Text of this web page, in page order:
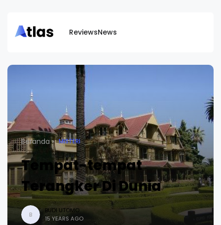
ReviewsNews
Beranda MISTERI
Tempat-tempat
Terangker Di Dunia
B
BUDI UTOMO
15 YEARS AGO